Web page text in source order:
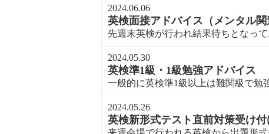
2024.06.06
英検面接アドバイス（メンタル関
先週末英検が行われ結果待ちとなっ
2024.05.30
英検準1級・1級勉強アドバイス
一般的に英検準1級以上は難関級で勉
2024.05.26
英検新形式テスト直前対策受け付